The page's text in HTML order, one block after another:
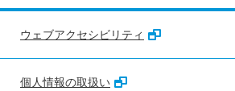
ウェブアクセシビリティ
個人情報の取扱い